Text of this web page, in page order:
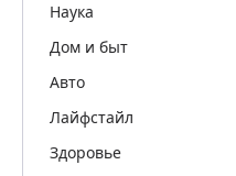
Наука
Дом и быт
Авто
Лайфстайл
Здоровье